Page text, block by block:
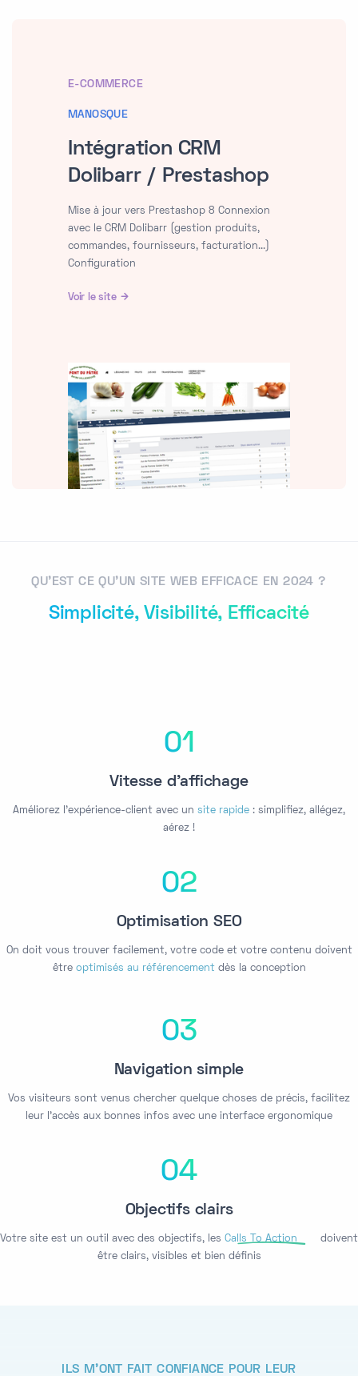
E-COMMERCE
MANOSQUE
Intégration CRM
Dolibarr / Prestashop
Mise à jour vers Prestashop 8 Connexion
avec le CRM Dolibarr (gestion produits,
commandes, fournisseurs, facturation...)
Configuration
Voir le site
QU'EST CE QU'UN SITE WEB EFFICACE EN 2024 ?
Simplicité, Visibilité, Efficacité
01
Vitesse d'affichage
Améliorez l'expérience-client avec un site rapide : simplifiez, allégez,
aérez !
02
Optimisation SEO
On doit vous trouver facilement, votre code et votre contenu doivent
être optimisés au référencementdès la conception
03
Navigation simple
Vos visiteurs sont venus chercher quelque choses de précis, facilitez
leur l'accès aux bonnes infos avec une interface ergonomique
04
Objectifs clairs
Votre site est un outil avec des objectifs, les Calls To Action
doivent
être clairs, visibles et bien définis
ILS M'ONT FAIT CONFIANCE POUR LEUR